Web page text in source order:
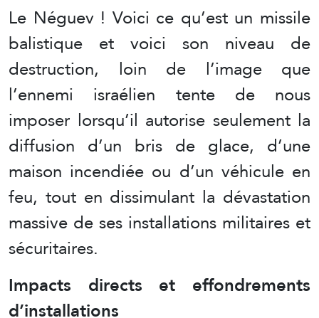
Le Néguev ! Voici ce qu’est un missile
balistique et voici son niveau de
destruction, loin de l’image que
l’ennemi israélien tente de nous
imposer lorsqu’il autorise seulement la
diffusion d’un bris de glace, d’une
maison incendiée ou d’un véhicule en
feu, tout en dissimulant la dévastation
massive de ses installations militaires et
sécuritaires.
Impacts directs et effondrements
d’installations